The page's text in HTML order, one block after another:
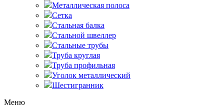
Металлическая полоса
Сетка
Стальная балка
Стальной швеллер
Стальные трубы
Труба круглая
Труба профильная
Уголок металлический
Шестигранник
Меню